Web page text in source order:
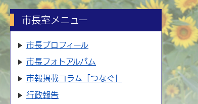
市長室メニュー
市長プロフィール
市長フォトアルバム
市報掲載コラム「つなぐ」
行政報告